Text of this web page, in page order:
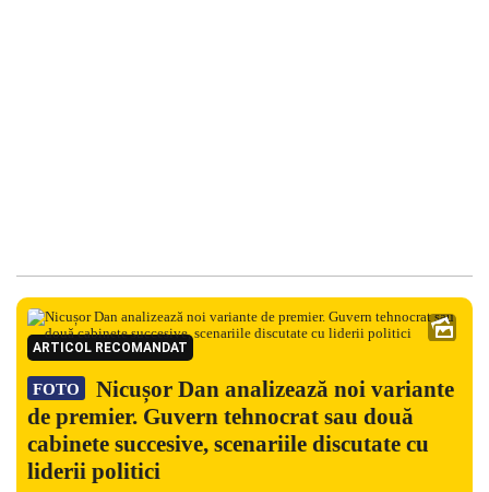
ARTICOL RECOMANDAT
FOTO
Nicușor Dan analizează noi variante
de premier. Guvern tehnocrat sau două
cabinete succesive, scenariile discutate cu
liderii politici